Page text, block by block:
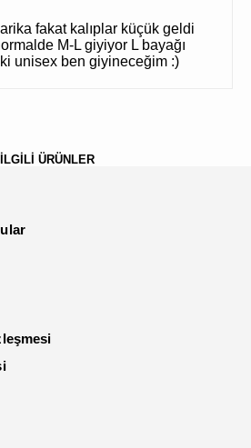
fakat kalıplar küçük geldi
M-L giyiyor L bayağı
unisex ben giyineceğim :)
İLGİLİ ÜRÜNLER